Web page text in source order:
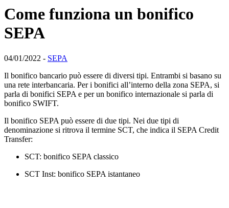
Come funziona un bonifico
SEPA
04/01/2022 - SEPA
Il bonifico bancario può essere di diversi tipi. Entrambi si basano su
una rete interbancaria. Per i bonifici all’interno della zona SEPA, si
parla di bonifici SEPA e per un bonifico internazionale si parla di
bonifico SWIFT.
Il bonifico SEPA può essere di due tipi. Nei due tipi di
denominazione si ritrova il termine SCT, che indica il SEPA Credit
Transfer:
SCT: bonifico SEPA classico
SCT Inst: bonifico SEPA istantaneo